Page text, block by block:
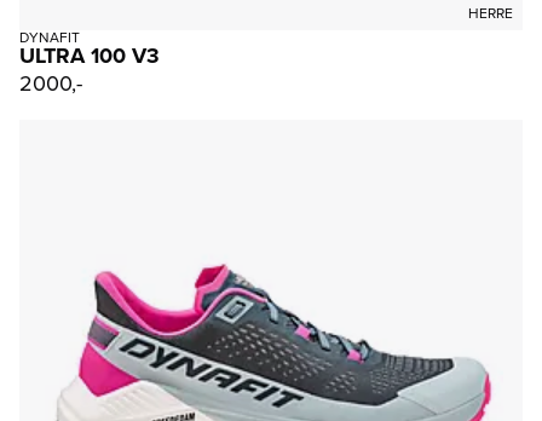
HERRE
DYNAFIT
ULTRA 100 V3
2000,-